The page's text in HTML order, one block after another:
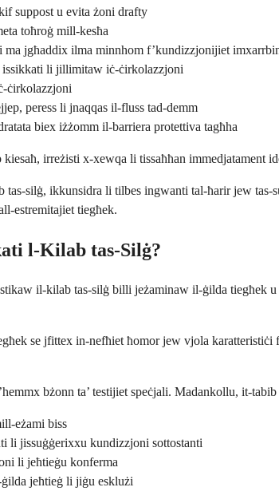
suppost u evita żoni drafty
toħroġ mill-kesħa
jgħaddix ilma minnhom f’kundizzjonijiet
issikkati li jillimitaw iċ-ċirkolazzjoni
ċirkolazzjoni
peress li jnaqqas il-fluss tad-demm
biex iżżomm il-barriera protettiva tagħha
irreżisti x-xewqa li tissaħħan immedjatament
silġ, ikkunsidra li tilbes ingwanti tal-ħarir jew
estremitajiet tiegħek.
l-Kilab tas-Silġ?
il-kilab tas-silġ billi jeżaminaw il-ġilda tiegħek
se jfittex in-nefħiet ħomor jew vjola
bżonn ta’ testijiet speċjali. Madankollu, it-
eżami biss
li jissuġġerixxu kundizzjoni sottostanti
li jeħtieġu konferma
jeħtieġ li jiġu esklużi